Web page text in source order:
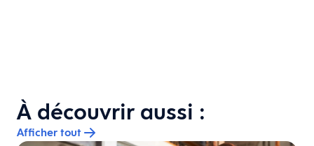
À découvrir aussi :
Afficher tout